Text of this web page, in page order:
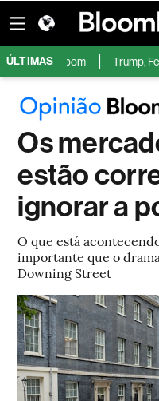
ÚLTIMAS
Copom Trump, Fed e
Os
estão
ignorar a
O que está
importante que o
Downing Street